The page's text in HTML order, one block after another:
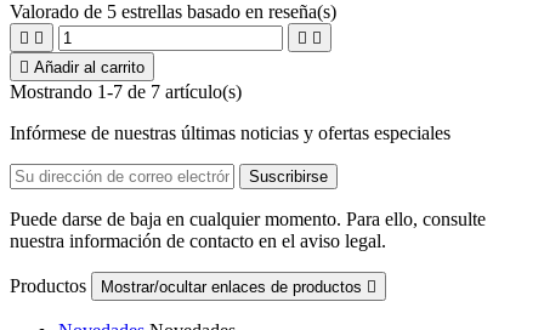
Valorado de 5 estrellas basado en reseña(s)
   
 Añadir al carrito
Mostrando 1-7 de 7 artículo(s)
Infórmese de nuestras últimas noticias y ofertas especiales
Puede darse de baja en cualquier momento. Para ello, consulte
nuestra información de contacto en el aviso legal.
Productos Mostrar/ocultar enlaces de productos 